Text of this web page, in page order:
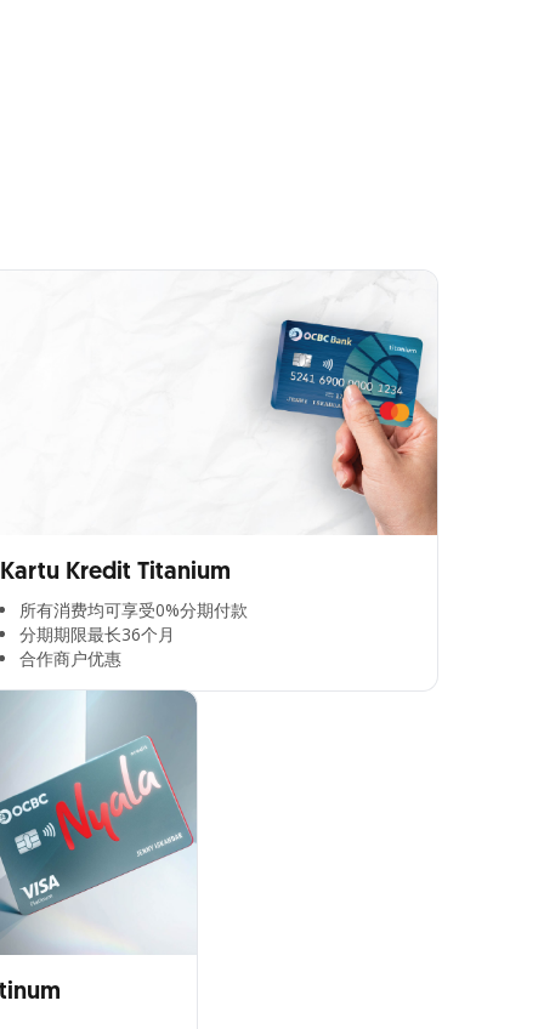
Kartu Kredit Titanium
所有消费均可享受0%分期付款​
分期期限最长36个月​
合作商户优惠​